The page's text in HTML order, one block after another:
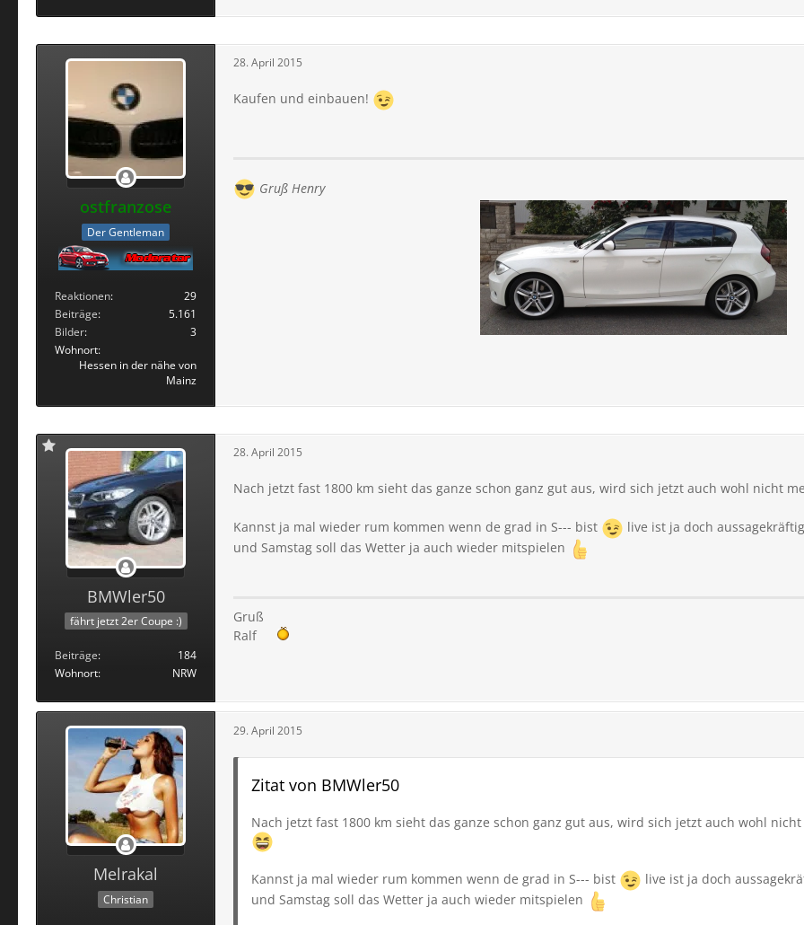
ostfranzose
Der Gentleman
Reaktionen
29
Beiträge
5.161
Bilder
3
Wohnort
Hessen in der nähe von
Mainz
28. April 2015
Kaufen und einbauen!
Gruß Henry
BMWler50
fährt jetzt 2er Coupe :)
Beiträge
184
Wohnort
NRW
28. April 2015
Nach jetzt fast 1800 km sieht das ganze schon ganz gut aus, wird sich jetzt auch wohl nicht
Kannst ja mal wieder rum kommen wenn de grad in S--- bist
live ist ja doch
und Samstag soll das Wetter ja auch wieder mitspielen
Gruß
Ralf
Melrakal
Christian
29. April 2015
Zitat von BMWler50
Nach jetzt fast 1800 km sieht das ganze schon ganz gut aus, wird sich jetzt auch wohl
Kannst ja mal wieder rum kommen wenn de grad in S--- bist
live ist ja doch
und Samstag soll das Wetter ja auch wieder mitspielen